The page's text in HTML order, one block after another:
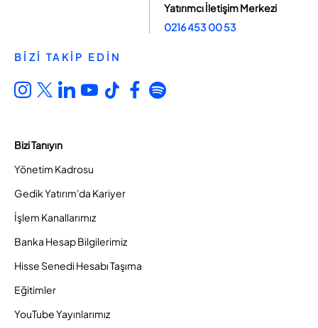
Yatırımcı İletişim Merkezi
0216 453 00 53
BİZİ TAKİP EDİN
Bizi Tanıyın
Yönetim Kadrosu
Gedik Yatırım'da Kariyer
İşlem Kanallarımız
Banka Hesap Bilgilerimiz
Hisse Senedi Hesabı Taşıma
Eğitimler
YouTube Yayınlarımız